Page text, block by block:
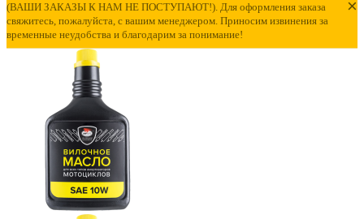
(ВАШИ ЗАКАЗЫ К НАМ НЕ ПОСТУПАЮТ!). Для оформления заказа
свяжитесь, пожалуйста, с вашим менеджером. Приносим извинения за
временные неудобства и благодарим за понимание!
×